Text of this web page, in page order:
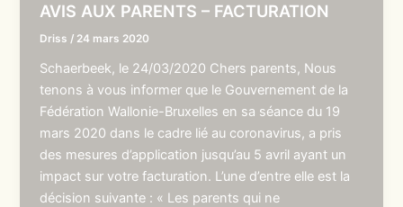
AVIS AUX PARENTS – FACTURATION
Driss / 24 mars 2020
Schaerbeek, le 24/03/2020 Chers parents, Nous
tenons à vous informer que le Gouvernement de la
Fédération Wallonie-Bruxelles en sa séance du 19
mars 2020 dans le cadre lié au coronavirus, a pris
des mesures d’application jusqu’au 5 avril ayant un
impact sur votre facturation. L’une d’entre elle est la
décision suivante : « Les parents qui ne